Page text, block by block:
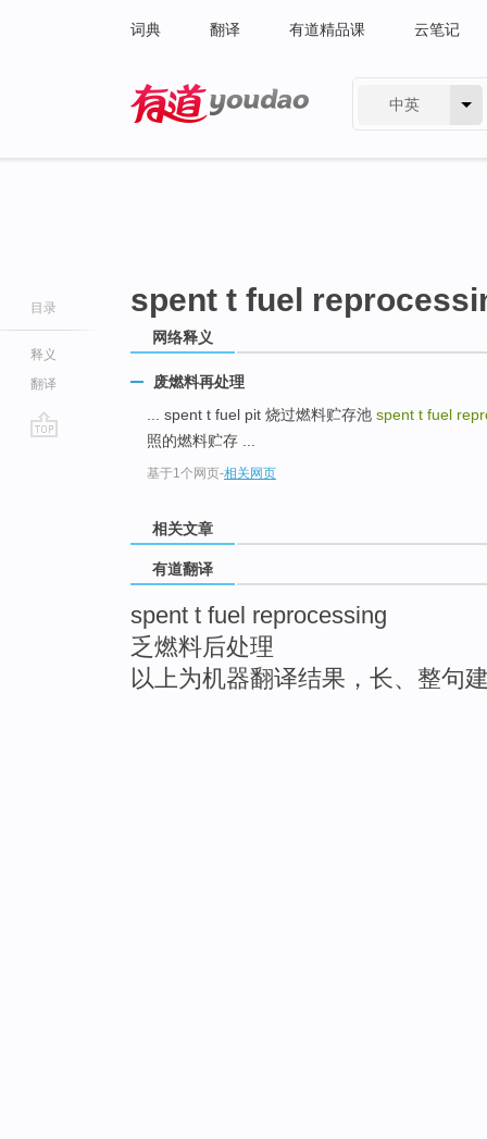
词典 翻译 有道精品课 云笔记
中英
目录
释义
翻译
spent t fuel
网络释义
废燃料再处理
... spent t fuel pit 烧过燃料贮存池 spent t fuel
照的燃料贮存 ...
基于1个网页-相关网页
相关文章
有道翻译
spent t fuel reprocessing
乏燃料后处理
以上为机器翻译结果，长、整句